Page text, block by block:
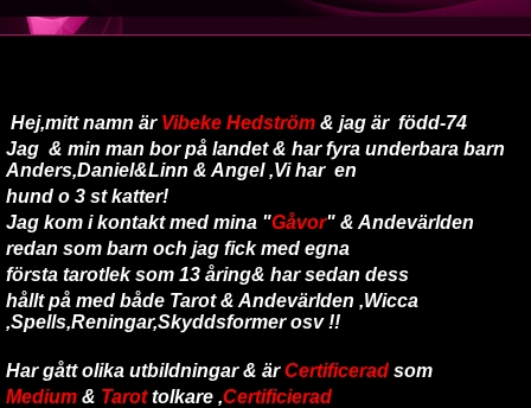
Hej,mitt namn är Vibeke Hedström & jag är född-74
Jag & min man bor på landet & har fyra underbara barn
Anders,Daniel&Linn & Angel ,Vi har en
hund o 3 st katter!
Jag kom i kontakt med mina "Gåvor" & Andevärlden
redan som barn och jag fick med egna
första tarotlek som 13 åring& har sedan dess
hållt på med både Tarot & Andevärlden ,Wicca
,Spells,Reningar,Skyddsformer osv !!
Har gått olika utbildningar & ärCertificerad som
Medium & Tarottolkare ,Certificierad